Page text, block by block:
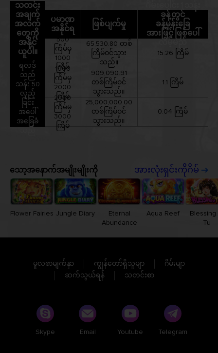
သတင်း
အချက်
အလက်
တွေကို
အနိုင်
ယူပါ။
ရလဒ်
သည်
သန်း 50
လှည့်
ခြင်း
အပေါ်
အခြေခံ
ပမာဏ
အနိုင်ရ
500
ကြိမ်မှ
1000
ကြိမ်
1000
ကြိမ်မှ
2000
ကြိမ်
2000
ကြိမ်မှ
3000
ကြိမ်
ဖြစ်ပျက်မှု
65,530.80 တစ်
ကြိမ်ဝင်သွား
သည်။
909,090.91
တစ်ကြိမ်ဝင်
သွားသည်။
25,000,000.00
တစ်ကြိမ်ဝင်
သွားသည်။
ခန့်တွင်
ခန့်မှန်းခြေ
အားဖြင့် ဖြစ်ပေါ်
15.26 ကြိမ်
1.1 ကြိမ်
0.04 ကြိမ်
သော့အနောက်အမျိုးမျိုးကို အားလုံးရှင်းကိုဂိမ်
Flower Fairies Jungle Diary
Eternal
Abundance
Aqua Reef
Blessing
Tu
မူလစာမျက်နှာ ကျွန်တော်ရှိသူမျာ
ဂိမ်းမျာ
ဆက်သွယ်ရန်
သတင်းစာ
Skype Email Youtube Telegram